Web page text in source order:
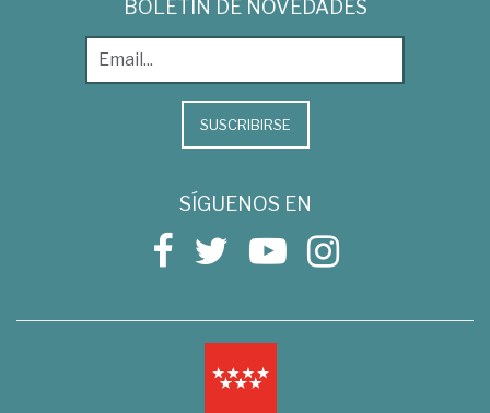
BOLETÍN DE NOVEDADES
SUSCRIBIRSE
SÍGUENOS EN